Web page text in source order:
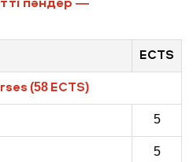
пәндер —
ECTS
(58 ECTS)
5
5